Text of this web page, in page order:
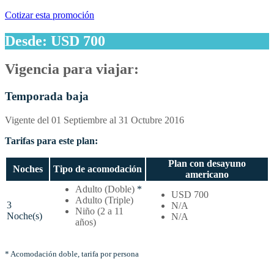
Cotizar esta promoción
Desde: USD 700
Vigencia para viajar:
Temporada baja
Vigente del 01 Septiembre al 31 Octubre 2016
Tarifas para este plan:
–
Tarifas
y
Noches Tipo de acomodación
Plan con desayuno
americano
3
Noche(s)
Adulto (Doble) *
Adulto (Triple)
Niño (2 a 11
años)
USD 700
N/A
N/A
* Acomodación doble, tarifa por persona